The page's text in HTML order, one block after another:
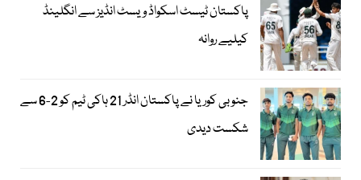
پاکستان ٹیسٹ اسکواڈ ویسٹ انڈیز سے انگلینڈ
کیلیے روانہ
جنوبی کوریا نے پاکستان انڈر 21 ہاکی ٹیم کو 2-6 سے
شکست دیدی